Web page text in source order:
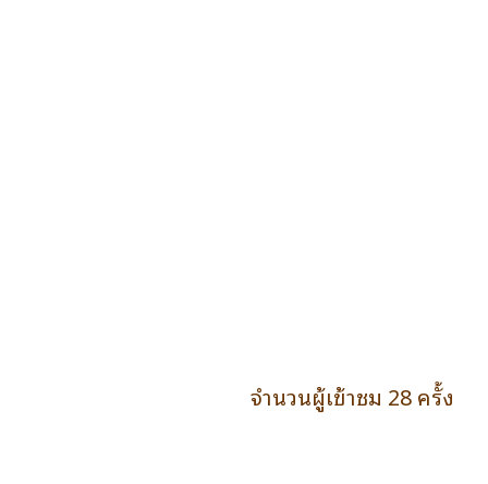
จำนวนผู้เข้าชม 28 ครั้ง